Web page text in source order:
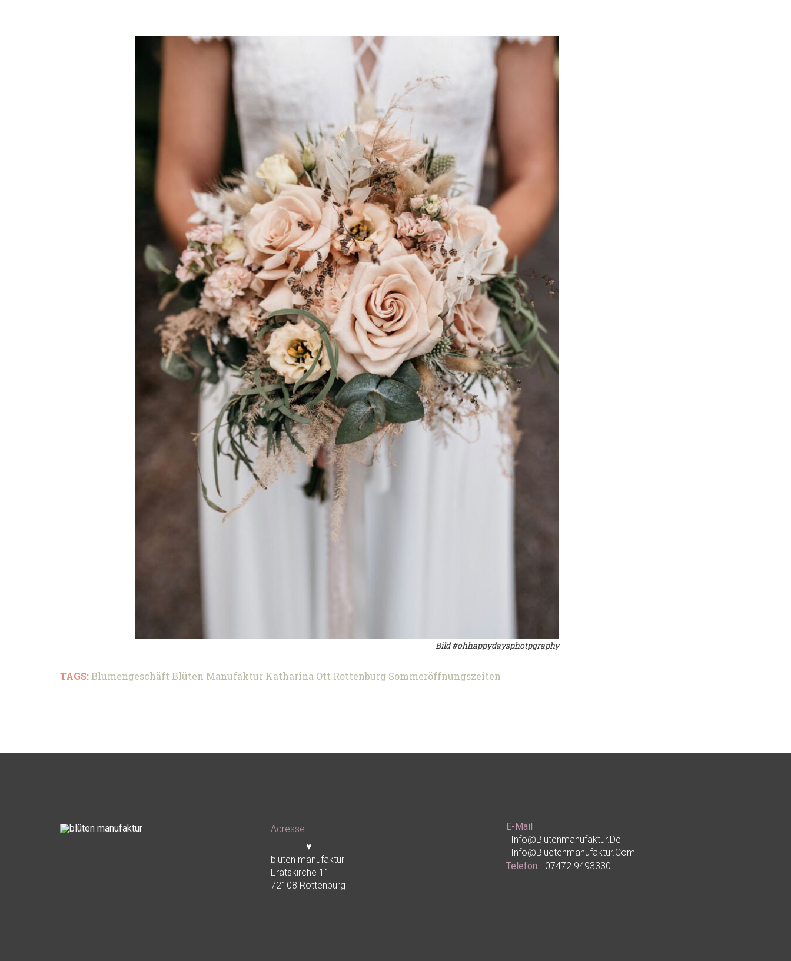
Bild #ohhappydaysphotpgraphy
TAGS:Blumengeschäft Blüten Manufaktur Katharina Ott Rottenburg Sommeröffnungszeiten
Adresse
♥
blüten manufaktur
Eratskirche 11
72108 Rottenburg
E-Mail
Info@blütenmanufaktur.de
Info@bluetenmanufaktur.com
Telefon
07472 9493330